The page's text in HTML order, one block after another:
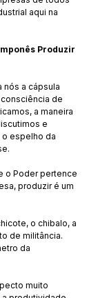
aqui na
Produzir
nós a cápsula
de
a maneira
e
espelho da
o Poder pertence
produzir é um
o chibalo, a
de militância.
da
muito